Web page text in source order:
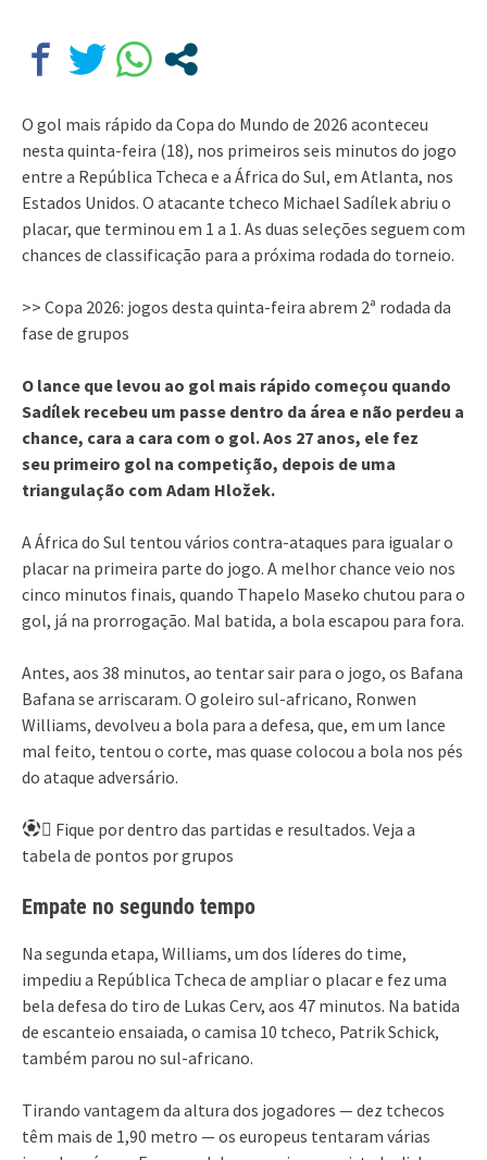
O gol mais rápido da Copa do Mundo de 2026 aconteceu
nesta quinta-feira (18), nos primeiros seis minutos do jogo
entre a República Tcheca e a África do Sul, em Atlanta, nos
Estados Unidos. O atacante tcheco Michael Sadílek abriu o
placar, que terminou em 1 a 1. As duas seleções seguem com
chances de classificação para a próxima rodada do torneio.
>> Copa 2026: jogos desta quinta-feira abrem 2ª rodada da
fase de grupos
O lance que levou ao gol mais rápido começou quando
Sadílek recebeu um passe dentro da área e não perdeu a
chance, cara a cara com o gol. Aos 27 anos, ele fez
seu primeiro gol na competição, depois de uma
triangulação com Adam Hložek.
A África do Sul tentou vários contra-ataques para igualar o
placar na primeira parte do jogo. A melhor chance veio nos
cinco minutos finais, quando Thapelo Maseko chutou para o
gol, já na prorrogação. Mal batida, a bola escapou para fora.
Antes, aos 38 minutos, ao tentar sair para o jogo, os Bafana
Bafana se arriscaram. O goleiro sul-africano, Ronwen
Williams, devolveu a bola para a defesa, que, em um lance
mal feito, tentou o corte, mas quase colocou a bola nos pés
do ataque adversário.
 Fique por dentro das partidas e resultados. Veja a
tabela de pontos por grupos
Empate no segundo tempo
Na segunda etapa, Williams, um dos líderes do time,
impediu a República Tcheca de ampliar o placar e fez uma
bela defesa do tiro de Lukas Cerv, aos 47 minutos. Na batida
de escanteio ensaiada, o camisa 10 tcheco, Patrik Schick,
também parou no sul-africano.
Tirando vantagem da altura dos jogadores — dez tchecos
têm mais de 1,90 metro — os europeus tentaram várias